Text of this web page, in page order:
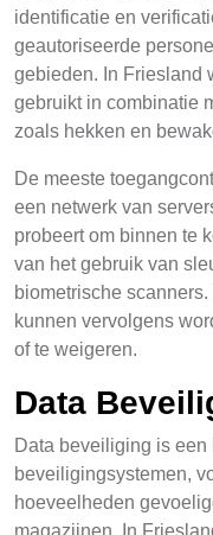
identificatie en
geautoriseerde
gebieden. In Friesland
gebruikt in combinatie
zoals hekken en
De meeste
een netwerk van
probeert om binnen te
van het gebruik van
biometrische
kunnen vervolgens
of te weigeren.
Data
Data beveiliging is
beveiligingsystemen,
hoeveelheden
magazijnen. In